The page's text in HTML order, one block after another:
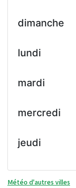
dimanche
lundi
mardi
mercredi
jeudi
Météo d'autres villes